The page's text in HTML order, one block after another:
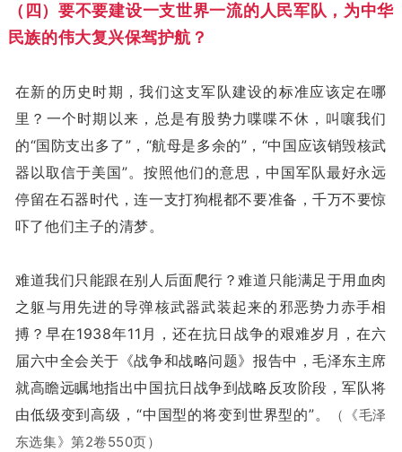
（四）要不要建设一支世界一流的人民军队，为中华
民族的伟大复兴保驾护航？
在新的历史时期，我们这支军队建设的标准应该定在哪
里？一个时期以来，总是有股势力喋喋不休，叫嚷我们
的“国防支出多了”，“航母是多余的”，“中国应该销毁核武
器以取信于美国”。按照他们的意思，中国军队最好永远
停留在石器时代，连一支打狗棍都不要准备，千万不要惊
吓了他们主子的清梦。
难道我们只能跟在别人后面爬行？难道只能满足于用血肉
之躯与用先进的导弹核武器武装起来的邪恶势力赤手相
搏？早在1938年11月，还在抗日战争的艰难岁月，在六
届六中全会关于《战争和战略问题》报告中，毛泽东主席
就高瞻远瞩地指出中国抗日战争到战略反攻阶段，军队将
由低级变到高级，“中国型的将变到世界型的”。
（《毛泽
东选集》第2卷550页）